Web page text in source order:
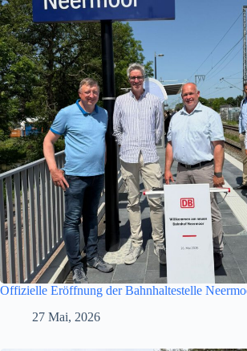
Offizielle Eröffnung der Bahnhaltestelle
27 Mai, 2026